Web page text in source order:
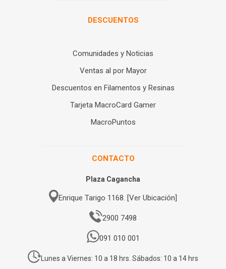
DESCUENTOS
Comunidades y Noticias
Ventas al por Mayor
Descuentos en Filamentos y Resinas
Tarjeta MacroCard Gamer
MacroPuntos
CONTACTO
Plaza Cagancha
Enrique Tarigo 1168. [Ver Ubicación]
2900 7498
091 010 001
Lunes a Viernes: 10 a 18 hrs. Sábados: 10 a 14 hrs